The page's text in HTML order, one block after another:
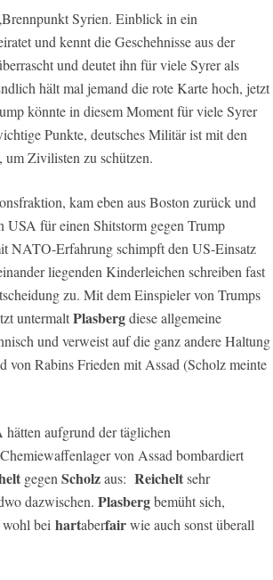
Syrien. Einblick in ein
und kennt die Geschehnisse aus der
und deutet ihn für viele Syrer als
hält mal jemand die rote Karte hoch, jetzt
könnte in diesem Moment für viele Syrer
Punkte, deutsches Militär ist mit den
Zivilisten zu schützen.
kam eben aus Boston zurück und
USA für einen Shitstorm gegen Trump
NATO-Erfahrung schimpft den US-Einsatz
liegenden Kinderleichen schreiben fast
zu. Mit dem Einspieler von Trumps
untermaltPlasbergdiese allgemeine
und verweist auf die ganz andere Haltung
von Rabins Frieden mit Assad (Scholz meinte
aufgrund der täglichen
von Assad bombardiert
gegen Scholzaus: Reicheltsehr
dazwischen. Plasbergbemüht sich,
bei hartaberfairwie auch sonst überall